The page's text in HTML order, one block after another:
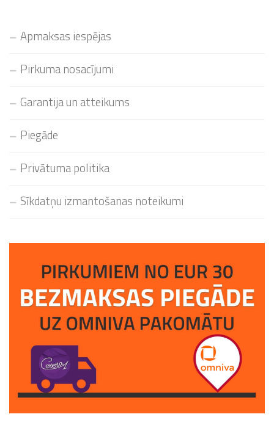
Apmaksas iespējas
Pirkuma nosacījumi
Garantija un atteikums
Piegāde
Privātuma politika
Sīkdatņu izmantošanas noteikumi